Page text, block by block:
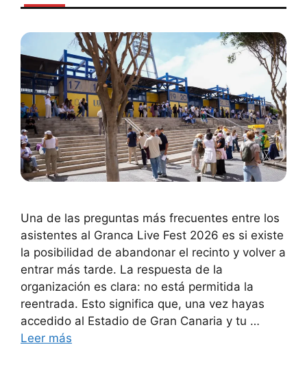
Una de las preguntas más frecuentes entre los
asistentes al Granca Live Fest 2026 es si existe
la posibilidad de abandonar el recinto y volver a
entrar más tarde. La respuesta de la
organización es clara: no está permitida la
reentrada. Esto significa que, una vez hayas
accedido al Estadio de Gran Canaria y tu …
Leer más